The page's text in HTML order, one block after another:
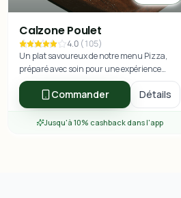
Calzone Poulet
4.0 (105)
Un plat savoureux de notre menu Pizza,
préparé avec soin pour une expérience
culinaire exceptionnelle.
Commander Détails
Jusqu'à 10% cashback dans l'app